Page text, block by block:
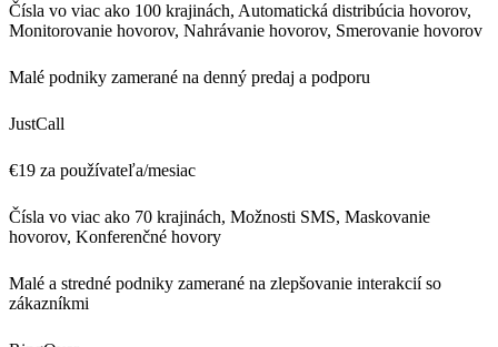
Čísla vo viac ako 100 krajinách, Automatická distribúcia hovorov,
Monitorovanie hovorov, Nahrávanie hovorov, Smerovanie hovorov
Malé podniky zamerané na denný predaj a podporu
JustCall
€19 za používateľa/mesiac
Čísla vo viac ako 70 krajinách, Možnosti SMS, Maskovanie
hovorov, Konferenčné hovory
Malé a stredné podniky zamerané na zlepšovanie interakcií so
zákazníkmi